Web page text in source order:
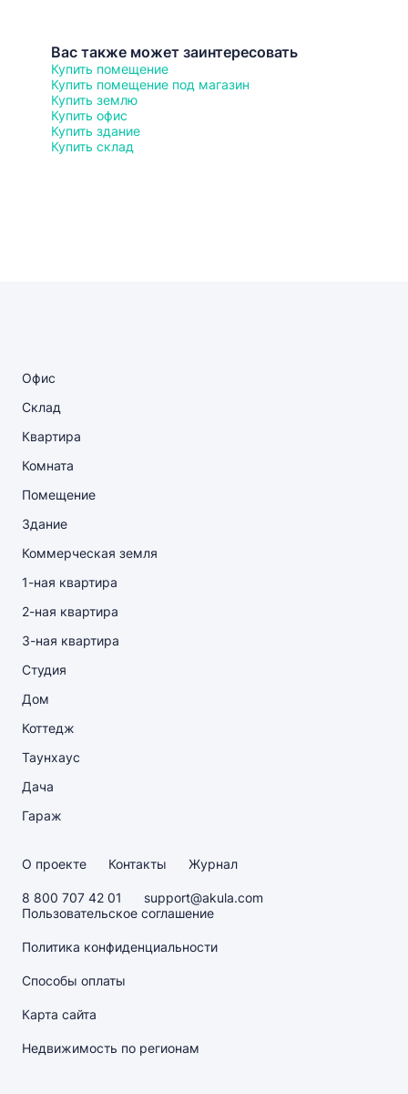
Вас также может заинтересовать
Купить помещение
Купить помещение под магазин
Купить землю
Купить офис
Купить здание
Купить склад
Офис
Склад
Квартира
Комната
Помещение
Здание
Коммерческая земля
1-ная квартира
2-ная квартира
3-ная квартира
Студия
Дом
Коттедж
Таунхаус
Дача
Гараж
О проекте Контакты Журнал
8 800 707 42 01
support@akula.com
Пользовательское соглашение
Политика конфиденциальности
Способы оплаты
Карта сайта
Недвижимость по регионам